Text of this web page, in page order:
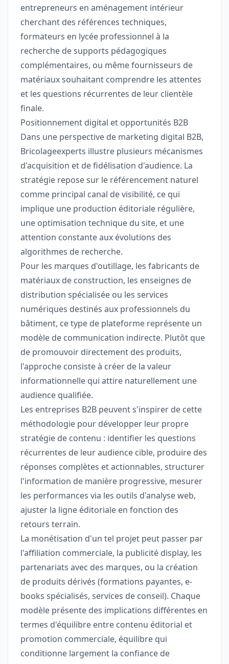
entrepreneurs en aménagement intérieur
cherchant des références techniques,
formateurs en lycée professionnel à la
recherche de supports pédagogiques
complémentaires, ou même fournisseurs de
matériaux souhaitant comprendre les attentes
et les questions récurrentes de leur clientèle
finale.
Positionnement digital et opportunités B2B
Dans une perspective de marketing digital B2B,
Bricolageexperts illustre plusieurs mécanismes
d'acquisition et de fidélisation d'audience. La
stratégie repose sur le référencement naturel
comme principal canal de visibilité, ce qui
implique une production éditoriale régulière,
une optimisation technique du site, et une
attention constante aux évolutions des
algorithmes de recherche.
Pour les marques d'outillage, les fabricants de
matériaux de construction, les enseignes de
distribution spécialisée ou les services
numériques destinés aux professionnels du
bâtiment, ce type de plateforme représente un
modèle de communication indirecte. Plutôt que
de promouvoir directement des produits,
l'approche consiste à créer de la valeur
informationnelle qui attire naturellement une
audience qualifiée.
Les entreprises B2B peuvent s'inspirer de cette
méthodologie pour développer leur propre
stratégie de contenu : identifier les questions
récurrentes de leur audience cible, produire des
réponses complètes et actionnables, structurer
l'information de manière progressive, mesurer
les performances via les outils d'analyse web,
ajuster la ligne éditoriale en fonction des
retours terrain.
La monétisation d'un tel projet peut passer par
l'affiliation commerciale, la publicité display, les
partenariats avec des marques, ou la création
de produits dérivés (formations payantes, e-
books spécialisés, services de conseil). Chaque
modèle présente des implications différentes en
termes d'équilibre entre contenu éditorial et
promotion commerciale, équilibre qui
conditionne largement la confiance de